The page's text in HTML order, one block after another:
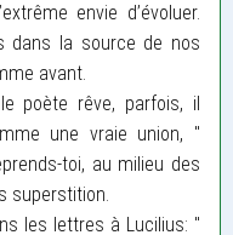
envie d’évoluer.
dans la source de nos
avant.
poète rêve, parfois, il
une vraie union, "
toi, au milieu des
superstition.
les lettres à Lucilius: "